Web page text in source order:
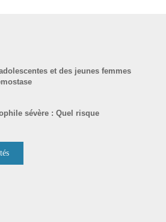
et des jeunes femmes
sévère : Quel risque